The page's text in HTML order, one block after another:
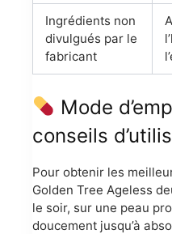
Ingrédients non
divulgués par le
fabricant
Mode
conseils
Pour obtenir les
Golden Tree Ageless
le soir, sur une peau
doucement jusqu’à